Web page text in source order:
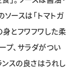
ースは「トマトガ
身とフワフワした柔
プ、サラダがつい
スの良さはうれし